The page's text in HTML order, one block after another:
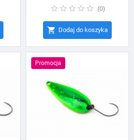
podstawowa
(0)
 Dodaj do koszyka
Promocja